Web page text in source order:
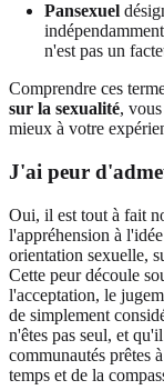
Pansexuel
n'est pas un
Comprendre ces
sur la sexualité,
mieux à votre
J'ai peur
Oui, il est tout à fait
l'appréhension à
orientation sexuelle,
Cette peur découle
l'acceptation, le
de simplement
n'êtes pas seul, et
communautés prêtes
temps et de la